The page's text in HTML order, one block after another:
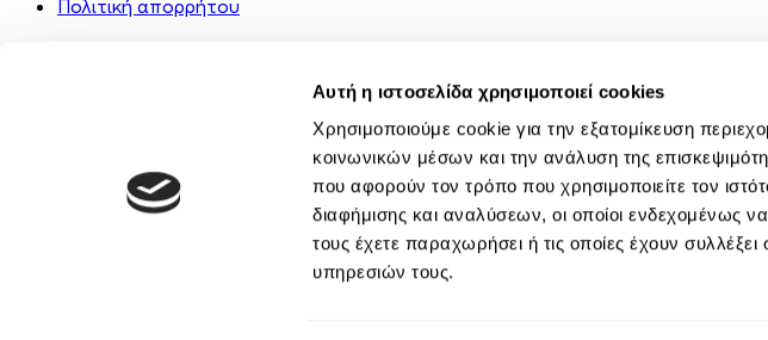
Αυτή η ιστοσελίδα χρησιμοποιεί cookies
Χρησιμοποιούμε cookie για την εξατομίκευση
κοινωνικών μέσων και την ανάλυση της
που αφορούν τον τρόπο που χρησιμοποιείτε τον
διαφήμισης και αναλύσεων, οι οποίοι ενδεχομένως
τους έχετε παραχωρήσει ή τις οποίες έχουν
υπηρεσιών τους.
Πολιτική απορρήτου
Επικοινωνία
Σχετικά με εμάς